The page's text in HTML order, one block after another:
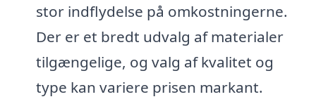
stor indflydelse på omkostningerne.
Der er et bredt udvalg af materialer
tilgængelige, og valg af kvalitet og
type kan variere prisen markant.